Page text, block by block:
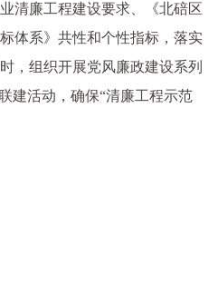
清廉工程建设要求、《北碚区
体系》共性和个性指标，落实
，组织开展党风廉政建设系列
建活动，确保“清廉工程示范